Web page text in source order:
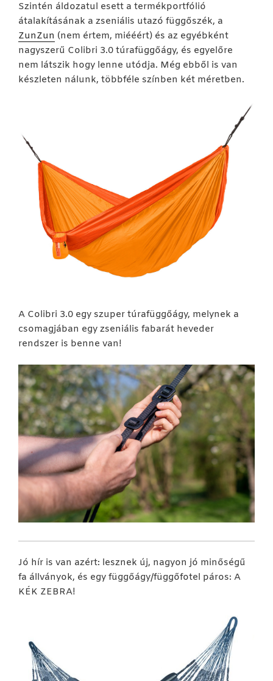
Szintén áldozatul esett a termékportfólió
átalakításának a zseniális utazó függőszék, a
ZunZun (nem értem, miééért) és az egyébként
nagyszerű Colibri 3.0 túrafüggőágy, és egyelőre
nem látszik hogy lenne utódja. Még ebből is van
készleten nálunk, többféle színben két méretben.
A Colibri 3.0 egy szuper túrafüggőágy, melynek a
csomagjában egy zseniális fabarát heveder
rendszer is benne van!
Jó hír is van azért: lesznek új, nagyon jó minőségű
fa állványok, és egy függőágy/függőfotel páros: A
KÉK ZEBRA!